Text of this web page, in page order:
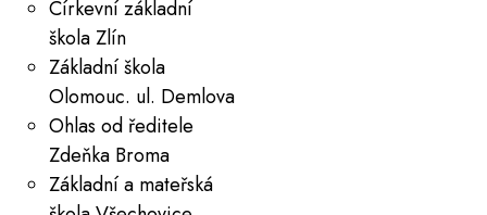
Církevní základní
škola Zlín
Základní škola
Olomouc. ul. Demlova
Ohlas od ředitele
Zdeňka Broma
Základní a mateřská